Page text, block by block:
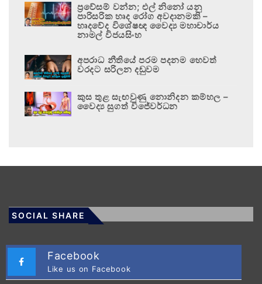
ප්‍රවේසම් වන්න; එල් නිනෝ යනු
පාරිසරික හෘද රෝග අවදානමකි –
හෘදවේද විශේෂඥ වෛද්‍ය මහාචාර්ය
නාමල් විජයසිංහ
අපරාධ නීතියේ පරම පදනම හෙවත්
වරදට සරිලන දඬුවම
කුස තුළ සැඟවුණු නොනිදන කම්හල –
වෛද්‍ය සුගත් විජේවර්ධන
SOCIAL SHARE
Facebook
Like us on Facebook